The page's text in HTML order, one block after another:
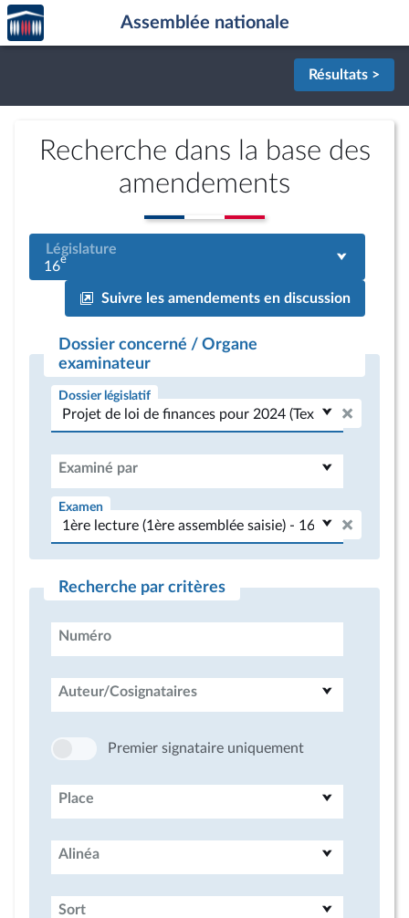
Aller au contenu
Aller en bas de la page
Accèder
à la
page
Assemblée nationale
Résultats >
Recherche dans la base des
amendements
Législature
16e
Suivre les amendements en discussion
Dossier concerné / Organe
examinateur
Dossier législatif
Examiné par
Examen
Recherche par critères
Numéro
Auteur/Cosignataires
Premier signataire uniquement
Place
Alinéa
Sort